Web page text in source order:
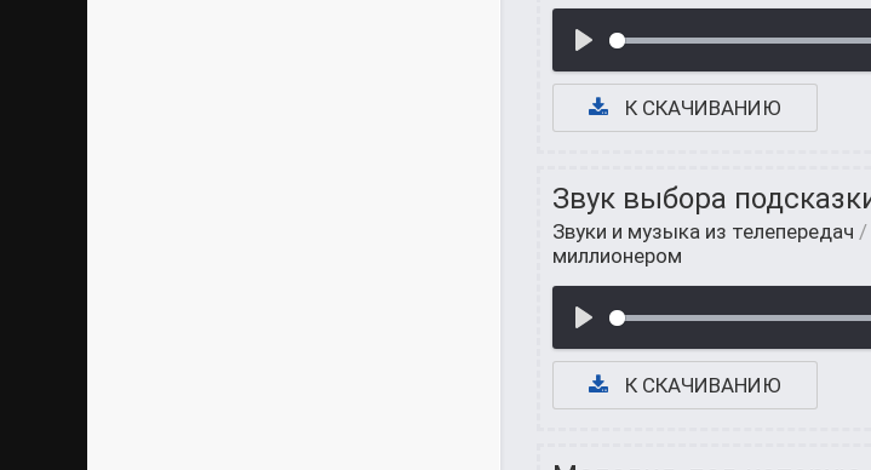
К СКАЧИВАНИЮ
Звук выбора
Звуки и музыка из телепередач /
миллионером
К СКАЧИВАНИЮ